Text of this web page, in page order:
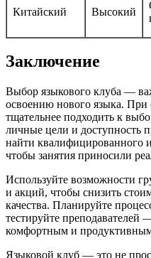
Китайский Высокий
Заключение
Выбор языкового клуба —
освоению нового языка.
тщательнее подходить к
личные цели и доступность
найти квалифицированного
чтобы занятия приносили
Используйте возможности
и акций, чтобы снизить
качества. Планируйте
тестируйте преподавателей
комфортным и
Языковой клуб — это не